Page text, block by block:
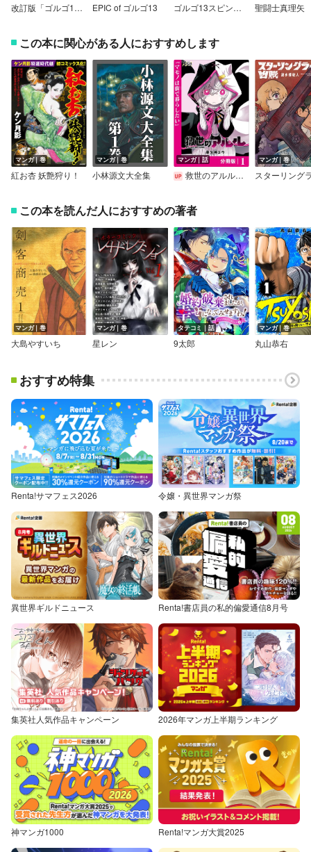
改訂版「ゴルゴ13」リーダーズ・チョイス EPIC of ゴルゴ13 ゴルゴ13スピンオフシリーズ 1 銃器職人・デイブ 聖闘士真理矢
この本に関心がある人におすすめします
マンガ｜巻
紅お杏 妖艶狩り！
マンガ｜巻
小林源文大全集
マンガ｜話
救世のアルル【分冊版】
マンガ｜巻
この本を読んだ人におすすめの著者
マンガ｜巻
大島やすいち
マンガ｜巻
星レン
タテコミ｜話
9太郎
マンガ｜巻
丸山恭右
おすすめ特集
Renta!サマフェス2026 令嬢・異世界マンガ祭
異世界ギルドニュース Renta!書店員の私的偏愛通信8月号
集英社人気作品キャンペーン 2026年マンガ上半期ランキング
神マンガ1000 Renta!マンガ大賞2025